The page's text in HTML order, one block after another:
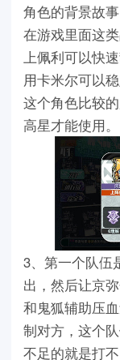
角色的背景故
在游戏里面这
上佩利可以快
用卡米尔可以
这个角色比较
高星才能使用。
3、第一个队伍
出，然后让京
和鬼狐辅助压
制对方，这个
不足的就是打